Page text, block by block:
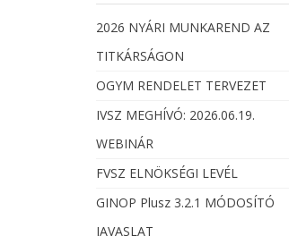
2026 NYÁRI MUNKAREND AZ
TITKÁRSÁGON
OGYM RENDELET TERVEZET
IVSZ MEGHÍVÓ: 2026.06.19.
WEBINÁR
FVSZ ELNÖKSÉGI LEVÉL
GINOP Plusz 3.2.1 MÓDOSÍTÓ
JAVASLAT